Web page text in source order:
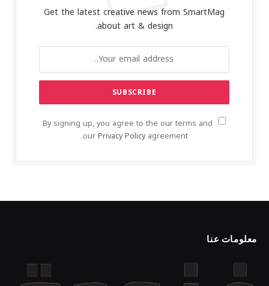
Get the latest creative news from SmartMag
about art & design.
By signing up, you agree to the our terms and
ourPrivacy Policyagreement.
معلومات عنا